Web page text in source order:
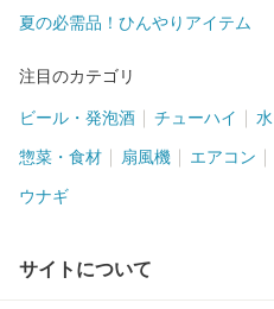
夏の必需品！ひんやりアイテム
注目のカテゴリ
ビール・発泡酒 チューハイ 水
惣菜・食材 扇風機 エアコン
ウナギ
サイトについて